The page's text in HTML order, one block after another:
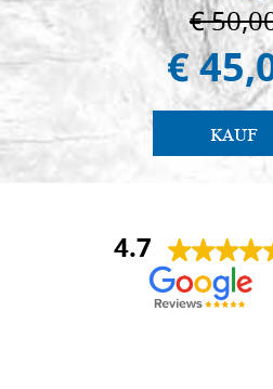
€
€
KAUF
4.7
Anna Maria Negri